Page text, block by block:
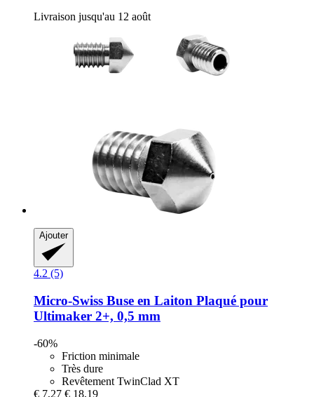
Livraison jusqu'au 12 août
Ajouter
4.2 (5)
Micro-Swiss Buse en Laiton Plaqué pour
Ultimaker 2+, 0,5 mm
-60%
Friction minimale
Très dure
Revêtement TwinClad XT
€ 7,27 € 18,19